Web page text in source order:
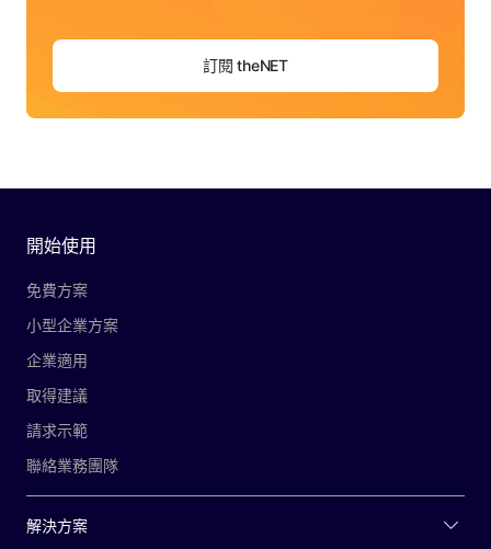
訂閱 theNET
開始使用
免費方案
小型企業方案
企業適用
取得建議
請求示範
聯絡業務團隊
解決方案